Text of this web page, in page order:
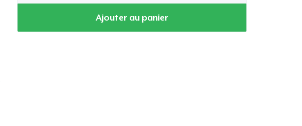
Ajouter au panier